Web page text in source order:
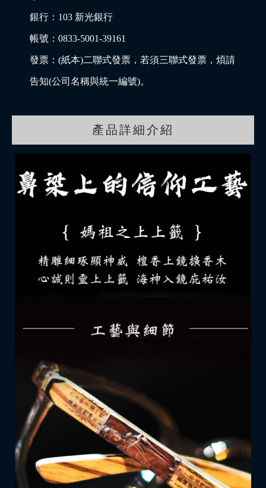
銀行：103 新光銀行
帳號：0833-5001-39161
發票：(紙本)二聯式發票，若須三聯式發票，煩請
告知(公司名稱與統一編號)。
產品詳細介紹